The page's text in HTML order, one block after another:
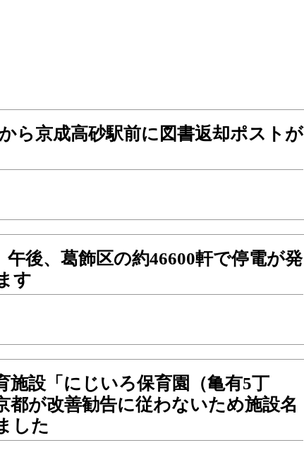
ら京成高砂駅前に図書返却ポストが
午後、葛飾区の約46600軒で停電が発
す
施設「にじいろ保育園（亀有5丁
都が改善勧告に従わないため施設名
した